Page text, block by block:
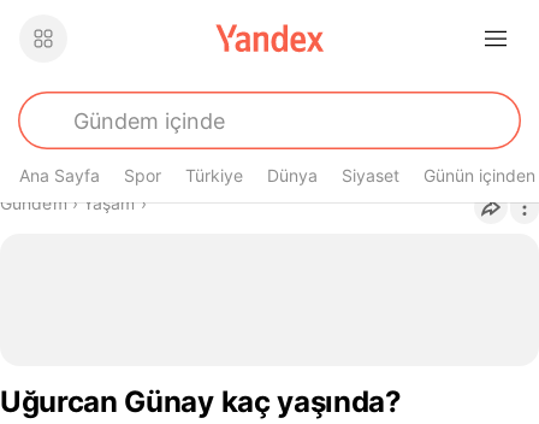
Ana Sayfa Spor Türkiye Dünya Siyaset Günün içinden
Buradasın
Gündem› Yaşam›
Uğurcan Günay kaç yaşında?